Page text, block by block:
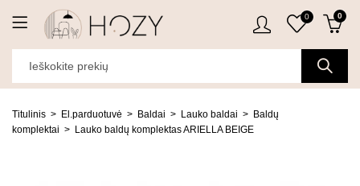
0 0
Titulinis El.parduotuvė Baldai Lauko baldai
Baldų
komplektai
Lauko baldų komplektas ARIELLA BEIGE